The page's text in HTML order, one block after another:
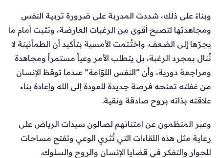
وبناءً على ذلك، شددت المدربة على ضرورة تربية النفس
ومجاهدتها لتصبح أقوى من الرغبات العارضة، وتثبت أمام ما
يجرّها إلى الضعف. واختُتمت الأمسية بتأكيد أن الطمأنينة لا
تُنال بمجرد الرغبة، بل يتطلب الأمر وعياً مستمراً ومجاهدة
ومراجعة دورية، وأن “النفس اللوّامة” عندما توقظ الإنسان
من غفلته تمنحه فرصة جديدة للعودة إلى الله وإعادة بناء
علاقته بذاته بروح صادقة ونقية.
وعبر المنظمون عن امتنانهم لصالون سيدات الرياض على
رعاية مثل هذه اللقاءات التي تُثري الوعي وتفتح مساحات
للحوار والتفكر في قضايا الإنسان والروح والسلوك.